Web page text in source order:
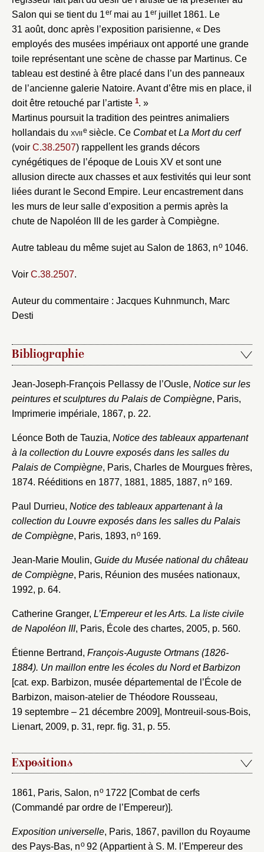
Salon qui se tient du 1ermai au 1erjuillet 1861. Le
31 août, donc après l’exposition parisienne, « Des
employés des musées impériaux ont apporté une grande
toile représentant une scène de chasse par Martinus. Ce
tableau est destiné à être placé dans l’un des panneaux
de l’ancienne galerie Natoire. Avant d’être mis en place, il
doit être retouché par l’artiste 1. »
Martinus poursuit la tradition des peintres animaliers
hollandais du xviie siècle. Ce CombatetLa Mort du cerf
(voir C.38.2507) rappellent les grands décors
cynégétiques de l’époque de Louis XV et sont une
allusion directe aux chasses et aux festivités qui leur sont
liées durant le Second Empire. Leur encastrement dans
les murs de leur salle d’exposition a permis après la
chute de Napoléon III de les garder à Compiègne.
Autre tableau du même sujet au Salon de 1863, no1046.
Voir C.38.2507.
Auteur du commentaire : Jacques Kuhnmunch, Marc
Desti
Bibliographie
Jean-Joseph-François Pellassy de l’Ousle, Notice sur les
peintures et sculptures du Palais de Compiègne, Paris,
Imprimerie impériale, 1867, p. 22.
Léonce Both de Tauzia, Notice des tableaux appartenant
à la collection du Louvre exposés dans les salles du
Palais de Compiègne, Paris, Charles de Mourgues frères,
1874. Rééditions en 1877, 1881, 1885, 1887, no169.
Paul Durrieu, Notice des tableaux appartenant à la
collection du Louvre exposés dans les salles du Palais
de Compiègne, Paris, 1893, no169.
Jean-Marie Moulin, Guide du Musée national du château
de Compiègne, Paris, Réunion des musées nationaux,
1992, p. 64.
Catherine Granger, L’Empereur et les Arts. La liste civile
de Napoléon III, Paris, École des chartes, 2005, p. 560.
Étienne Bertrand, François-Auguste Ortmans (1826-
1884). Un maillon entre les écoles du Nord et Barbizon
[cat. exp. Barbizon, musée départemental de l’École de
Barbizon, maison-atelier de Théodore Rousseau,
19 septembre – 21 décembre 2009], Montreuil-sous-Bois,
Lienart, 2009, p. 31, repr. fig. 31, p. 55.
Expositions
1861, Paris, Salon, no1722 [Combat de cerfs
(Commandé par ordre de l’Empereur)].
Exposition universelle, Paris, 1867, pavillon du Royaume
des Pays-Bas, no92 (Appartient à S. M. l’Empereur des
Valider
Nouveau dossier
Créer et ajouter
Mot de passe
Envoyer
Vous n'êtes pas encore inscrit ?
Créer un compte